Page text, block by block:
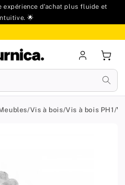
expérience d'achat plus fluide et
🌟
connecter
/Vis à bois/Vis à bois PH1/